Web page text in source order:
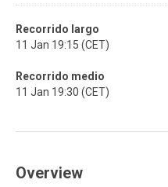
Recorrido largo
11 Jan 19:15 (CET)
Recorrido medio
11 Jan 19:30 (CET)
Overview